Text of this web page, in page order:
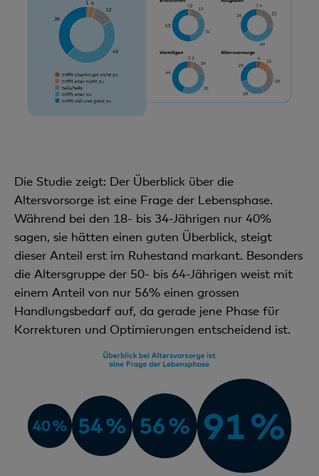
Die Studie zeigt: Der Überblick über die
Altersvorsorge ist eine Frage der Lebensphase.
Während bei den 18- bis 34-Jährigen nur 40%
sagen, sie hätten einen guten Überblick, steigt
dieser Anteil erst im Ruhestand markant. Besonders
die Altersgruppe der 50- bis 64-Jährigen weist mit
einem Anteil von nur 56% einen grossen
Handlungsbedarf auf, da gerade jene Phase für
Korrekturen und Optimierungen entscheidend ist.